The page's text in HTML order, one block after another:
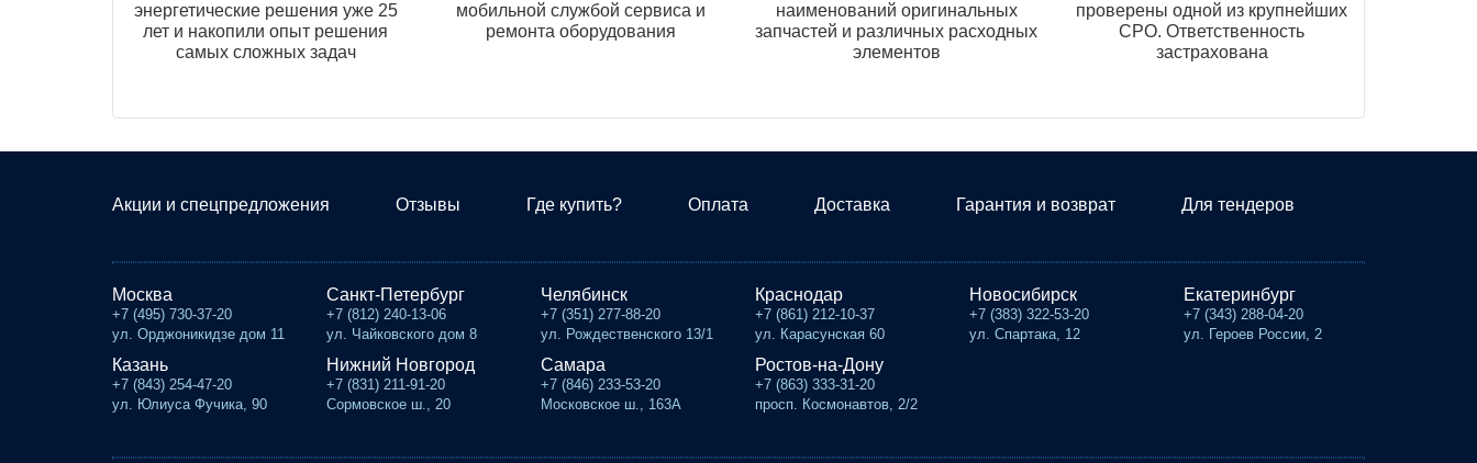
энергетические решения уже 25
лет и накопили опыт решения
самых сложных задач
мобильной службой сервиса и
ремонта оборудования
наименований оригинальных
запчастей и различных расходных
элементов
проверены одной из крупнейших
СРО. Ответственность
застрахована
Акции и спецпредложения Отзывы Где купить? Оплата Доставка Гарантия и возврат Для тендеров
Москва
+7 (495) 730-37-20
ул. Орджоникидзе дом 11
Санкт-Петербург
+7 (812) 240-13-06
ул. Чайковского дом 8
Челябинск
+7 (351) 277-88-20
ул. Рождественского 13/1
Краснодар
+7 (861) 212-10-37
ул. Карасунская 60
Новосибирск
+7 (383) 322-53-20
ул. Спартака, 12
Екатеринбург
+7 (343) 288-04-20
ул. Героев России, 2
Казань
+7 (843) 254-47-20
ул. Юлиуса Фучика, 90
Нижний Новгород
+7 (831) 211-91-20
Сормовское ш., 20
Самара
+7 (846) 233-53-20
Московское ш., 163А
Ростов-на-Дону
+7 (863) 333-31-20
просп. Космонавтов, 2/2